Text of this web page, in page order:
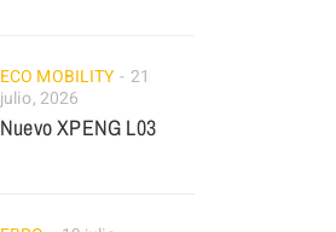
ECO MOBILITY
21
julio, 2026
Nuevo XPENG L03